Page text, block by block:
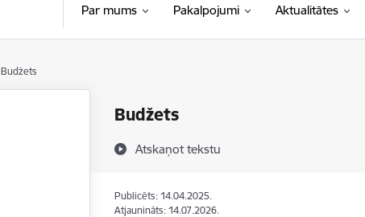
Par mums Pakalpojumi Aktualitātes
Budžets
Budžets
Atskaņot tekstu
Publicēts: 14.04.2025.
Atjaunināts: 14.07.2026.